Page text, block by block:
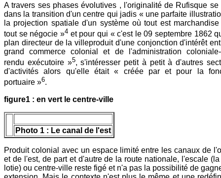
A travers ses phases évolutives , l'originalité de Rufisque se
dans la transition d'un centre qui jadis « une parfaite
la projection spatiale d'un système où tout est
tout se négocie »4et pour qui « c'est le 09 septembre 1862
plan directeur de la villeproduit d'une conjonction d'intérêt
grand commerce colonial et de l'administration
rendu exécutoire »5, s'intéresser petit à petit à d'autres
d'activités alors qu'elle était « créée par et pour la
portuaire »6.
figure1 : en vert le centre-ville
Photo 1 : Le canal de l'est
Produit colonial avec un espace limité entre les canaux de
et de l'est, de part et d'autre de la route nationale, l'escale
lotie) ou centre-ville reste figé et n'a pas la possibilité de